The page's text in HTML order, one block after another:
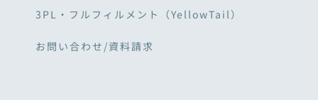
3PL・フルフィルメント（YellowTail）
お問い合わせ/資料請求